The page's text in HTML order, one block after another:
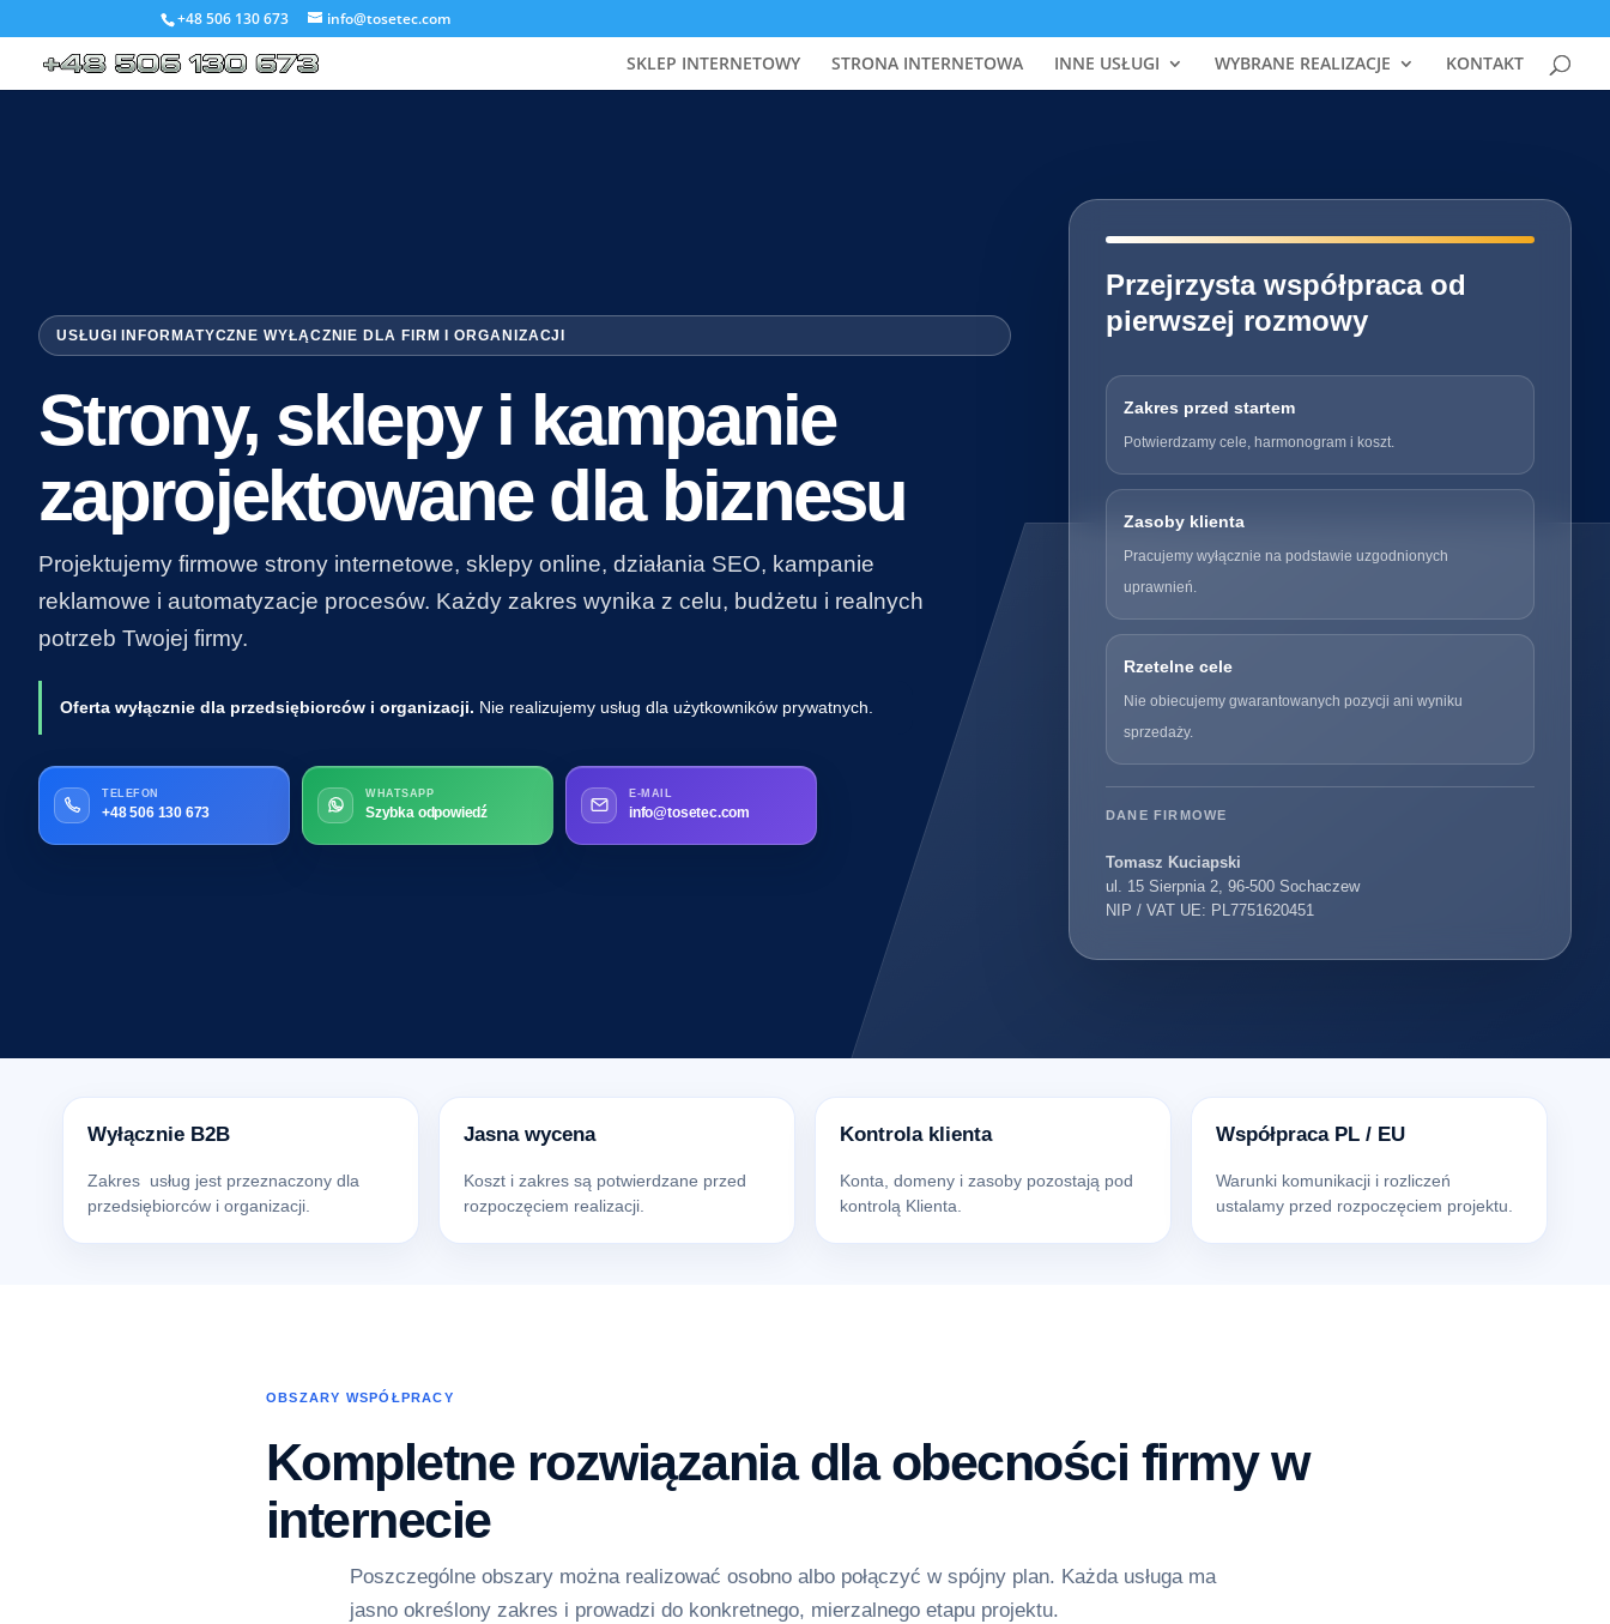
+48 506 130 673 info@tosetec.com
SKLEP INTERNETOWY STRONA INTERNETOWA INNE USŁUGI WYBRANE REALIZACJE KONTAKT
USŁUGI INFORMATYCZNE WYŁĄCZNIE DLA FIRM I ORGANIZACJI
Strony, sklepy i kampanie
zaprojektowane dla biznesu
Projektujemy firmowe strony internetowe, sklepy online, działania SEO, kampanie
reklamowe i automatyzacje procesów. Każdy zakres wynika z celu, budżetu i realnych
potrzeb Twojej firmy.
Oferta wyłącznie dla przedsiębiorców i organizacji. Nie realizujemy usług dla użytkowników prywatnych.
TELEFON
+48 506 130 673
WHATSAPP
Szybka odpowiedź
E-MAIL
info@tosetec.com
━━━━━━━━━━━━━━━━━━━━━━━━━━━━
Przejrzysta współpraca od
pierwszej rozmowy
Zakres przed startem
Potwierdzamy cele, harmonogram i koszt.
Zasoby klienta
Pracujemy wyłącznie na podstawie uzgodnionych
uprawnień.
Rzetelne cele
Nie obiecujemy gwarantowanych pozycji ani wyniku
sprzedaży.
DANE FIRMOWE
Tomasz Kuciapski
ul. 15 Sierpnia 2, 96-500 Sochaczew
NIP / VAT UE: PL7751620451
Wyłącznie B2B
Zakres usług jest przeznaczony dla
przedsiębiorców i organizacji.
Jasna wycena
Koszt i zakres są potwierdzane przed
rozpoczęciem realizacji.
Kontrola klienta
Konta, domeny i zasoby pozostają pod
kontrolą Klienta.
Współpraca PL / EU
Warunki komunikacji i rozliczeń
ustalamy przed rozpoczęciem projektu.
OBSZARY WSPÓŁPRACY
Kompletne rozwiązania dla obecności firmy w
internecie
Poszczególne obszary można realizować osobno albo połączyć w spójny plan. Każda usługa ma
jasno określony zakres i prowadzi do konkretnego, mierzalnego etapu projektu.